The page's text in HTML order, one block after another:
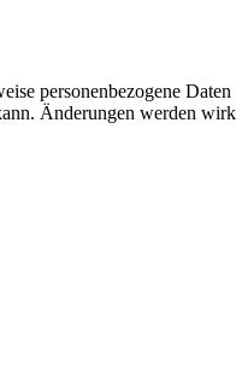
personenbezogene
Änderungen werden